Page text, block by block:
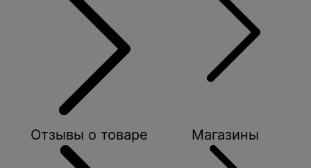
Отзывы о товаре Магазины